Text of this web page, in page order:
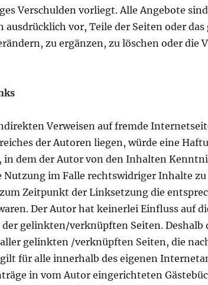
Verschulden vorliegt. Alle Angebote
ausdrücklich vor, Teile der Seiten oder
zu ergänzen, zu löschen oder
Verweisen auf fremde
der Autoren liegen, würde eine
dem der Autor von den Inhalten
Nutzung im Falle rechtswidriger Inhalte
Zeitpunkt der Linksetzung die
Der Autor hat keinerlei Einfluss auf
gelinkten/verknüpften Seiten.
gelinkten /verknüpften Seiten, die
für alle innerhalb des eigenen
in vom Autor eingerichteten